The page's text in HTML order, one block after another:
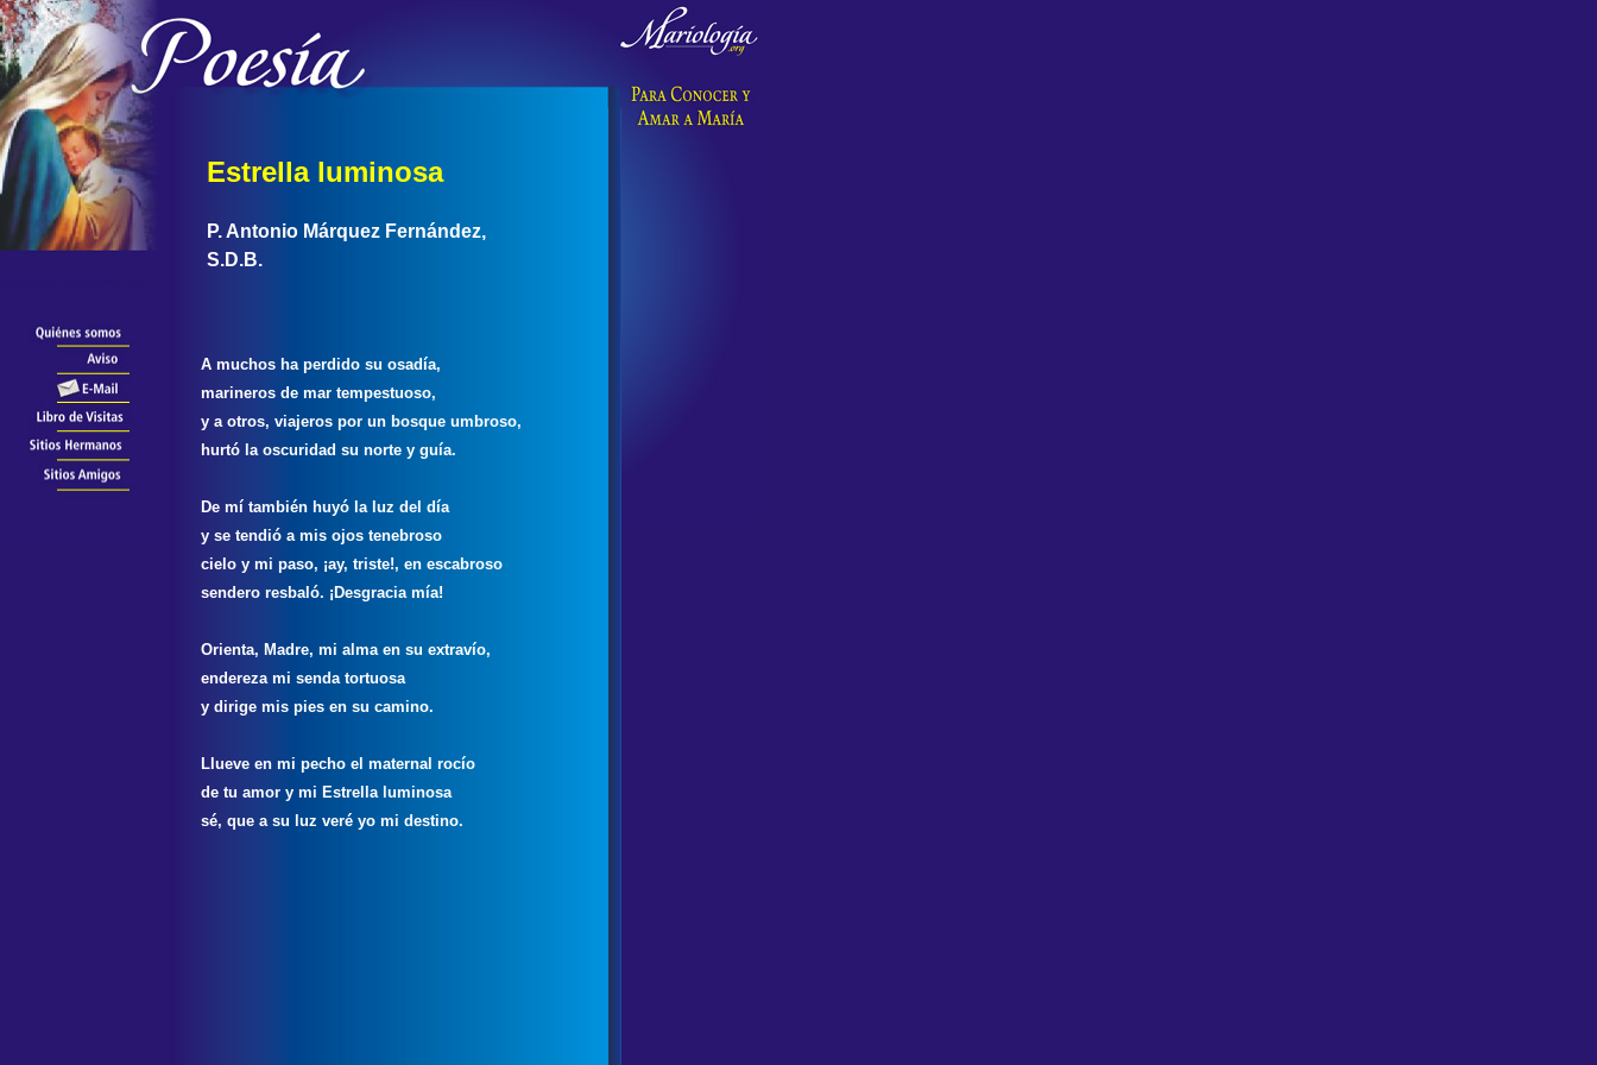
Estrella luminosa
P. Antonio Márquez Fernández,
S.D.B.
A muchos ha perdido su osadía,
marineros de mar tempestuoso,
y a otros, viajeros por un bosque umbroso,
hurtó la oscuridad su norte y guía.
De mí también huyó la luz del día
y se tendió a mis ojos tenebroso
cielo y mi paso, ¡ay, triste!, en escabroso
sendero resbaló. ¡Desgracia mía!
Orienta, Madre, mi alma en su extravío,
endereza mi senda tortuosa
y dirige mis pies en su camino.
Llueve en mi pecho el maternal rocío
de tu amor y mi Estrella luminosa
sé, que a su luz veré yo mi destino.